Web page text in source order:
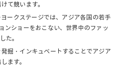
て競います。
ークステージでは、アジア各国の若手
ンショーをおこない、世界中のファッ
た。
掘・インキュベートすることでアジア
ます。